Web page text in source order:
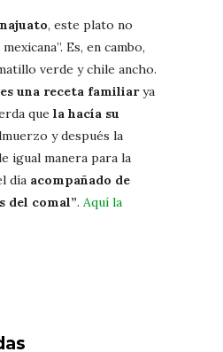
, este plato no
Es, en cambo,
verde y chile ancho.
una receta familiarya
que la hacía su
y después la
igual manera para la
día acompañado de
comal”. Aquí la